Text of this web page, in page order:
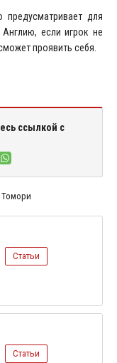
для
если игрок не
проявить себя.
ссылкой с
Статьи
Статьи